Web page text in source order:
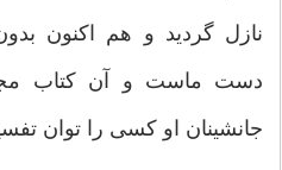
نازل گردید و هم اکنون
دست ماست و آن کتاب
جانشینان او کسی را توان